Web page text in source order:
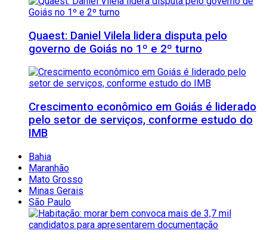
Quaest: Daniel Vilela lidera disputa pelo
governo de Goiás no 1º e 2º turno
Crescimento econômico em Goiás é liderado
pelo setor de serviços, conforme estudo do
IMB
Bahia
Maranhão
Mato Grosso
Minas Gerais
São Paulo